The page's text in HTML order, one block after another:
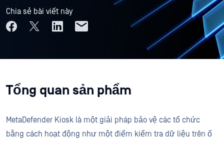
Chia sẻ bài viết này
Tổng quan sản phẩm
MetaDefender Kiosk là một giải pháp bảo vệ các tổ chức
bằng cách hoạt động như một điểm kiểm tra dữ liệu trên ổ